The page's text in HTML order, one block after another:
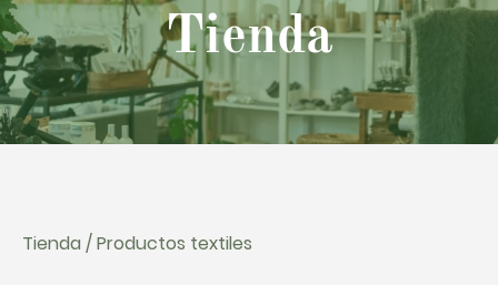
Tienda
Tienda / Productos textiles